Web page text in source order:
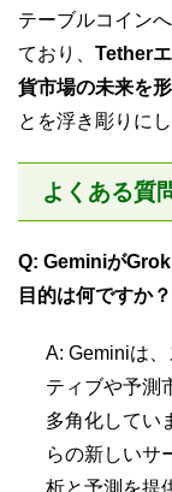
テーブルコイン
ており、 Tether
貨市場の未来を
とを浮き彫りにし
よくある質
Q: Geminiが
目的は何ですか？
A: Geminiは
ティブや予測
多角化してい
らの新しいサ
析と予測を提